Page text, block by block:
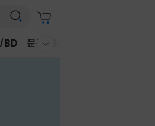
BD 문구/GIFT